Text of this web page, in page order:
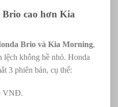
Brio cao hơn Kia
Brio và Kia Morning,
lệch không hề nhỏ. Honda
3 phiên bản, cụ thể:
VNĐ.